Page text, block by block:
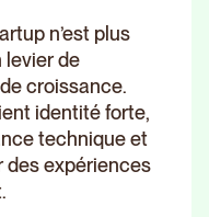
n’est plus
levier de
croissance.
identité forte,
technique et
des expériences